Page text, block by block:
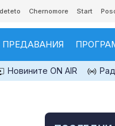
Chernomore Start
ПРЕДАВАНИЯ
Новините ON AIR